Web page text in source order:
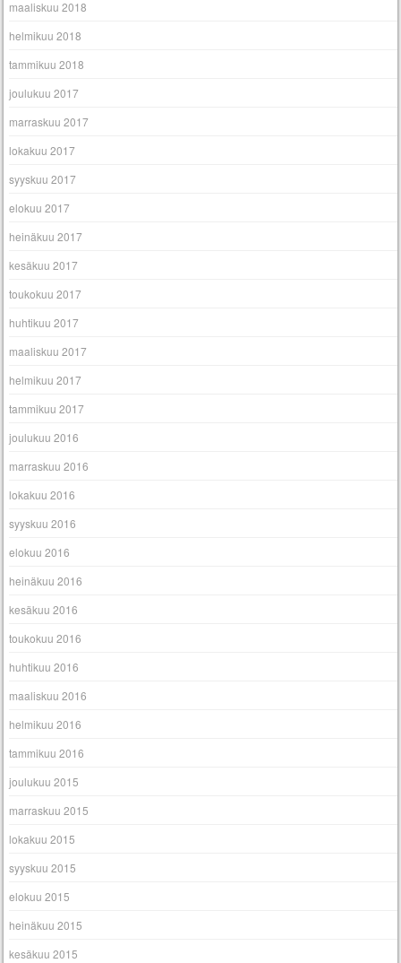
maaliskuu 2018
helmikuu 2018
tammikuu 2018
joulukuu 2017
marraskuu 2017
lokakuu 2017
syyskuu 2017
elokuu 2017
heinäkuu 2017
kesäkuu 2017
toukokuu 2017
huhtikuu 2017
maaliskuu 2017
helmikuu 2017
tammikuu 2017
joulukuu 2016
marraskuu 2016
lokakuu 2016
syyskuu 2016
elokuu 2016
heinäkuu 2016
kesäkuu 2016
toukokuu 2016
huhtikuu 2016
maaliskuu 2016
helmikuu 2016
tammikuu 2016
joulukuu 2015
marraskuu 2015
lokakuu 2015
syyskuu 2015
elokuu 2015
heinäkuu 2015
kesäkuu 2015